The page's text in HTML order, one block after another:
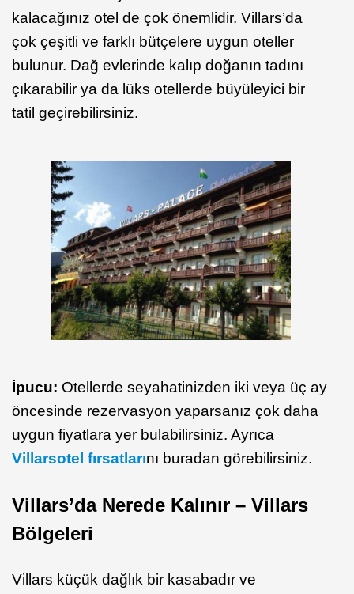
kalacağınız otel de çok önemlidir. Villars’da
çok çeşitli ve farklı bütçelere uygun oteller
bulunur. Dağ evlerinde kalıp doğanın tadını
çıkarabilir ya da lüks otellerde büyüleyici bir
tatil geçirebilirsiniz.
İpucu: Otellerde seyahatinizden iki veya üç ay
öncesinde rezervasyon yaparsanız çok daha
uygun fiyatlara yer bulabilirsiniz. Ayrıca
Villarsotel fırsatlarını buradan görebilirsiniz.
Villars’da Nerede Kalınır – Villars
Bölgeleri
Villars küçük dağlık bir kasabadır ve